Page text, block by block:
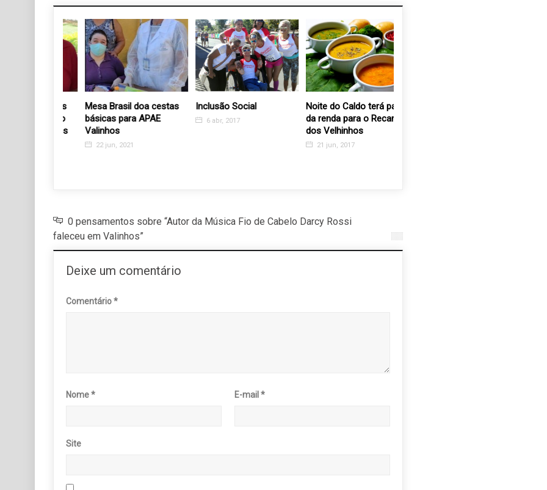
Mesa Brasil doa cestas
básicas para APAE
Valinhos
22 jun, 2021
Inclusão Social
6 abr, 2017
Noite do Caldo terá parte
da renda para o Recanto
dos Velhinhos
21 jun, 2017
0 pensamentos sobre “Autor da Música Fio de Cabelo Darcy Rossi
faleceu em Valinhos”
Deixe um comentário
Comentário*
Nome* E-mail*
Site